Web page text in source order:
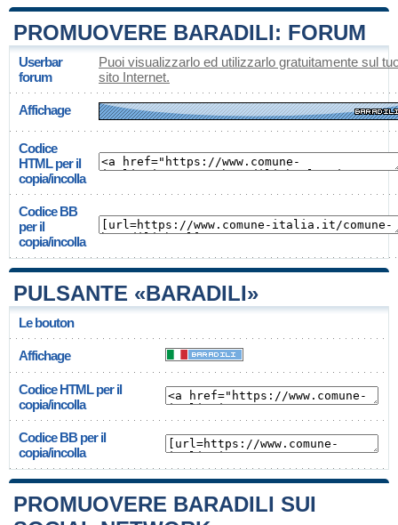
PROMUOVERE BARADILI: FORUM
Userbar
forum
Puoi visualizzarlo ed utilizzarlo gratuitamente sul
sito Internet.
Affichage
Codice
HTML per il
copia/incolla
Codice BB
per il
copia/incolla
PULSANTE «BARADILI»
Le bouton
Affichage
Codice HTML per il
copia/incolla
Codice BB per il
copia/incolla
PROMUOVERE BARADILI SUI